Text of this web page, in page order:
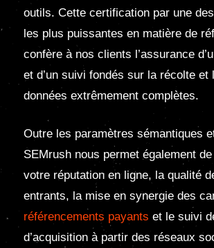
outils. Cette certification par une
les plus puissantes en matière de
confère à nos clients l’assurance
et d’un suivi fondés sur la récolte et
données extrêmement complètes.
Outre les paramètres sémantiques
SEMrush nous permet également
votre réputation en ligne, la qualité
entrants, la mise en synergie des
référencements payants et le suivi
d’acquisition à partir des réseaux